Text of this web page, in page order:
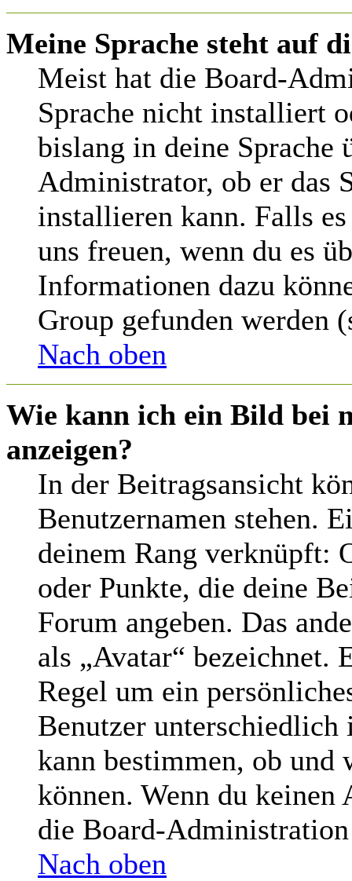
Meine Sprache steht auf
Meist hat die Board-
Sprache nicht installiert
bislang in deine Sprache
Administrator, ob er das
installieren kann. Falls
uns freuen, wenn du es
Informationen dazu
Group gefunden werden
Nach oben
Wie kann ich ein Bild bei
anzeigen?
In der Beitragsansicht
Benutzernamen stehen.
deinem Rang verknüpft:
oder Punkte, die deine
Forum angeben. Das
als „Avatar“ bezeichnet.
Regel um ein
Benutzer
kann bestimmen, ob und
können. Wenn du keinen
die Board-
Nach oben